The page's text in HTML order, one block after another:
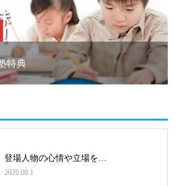
特典
登場人物の心情や立場を…
2026.08.1